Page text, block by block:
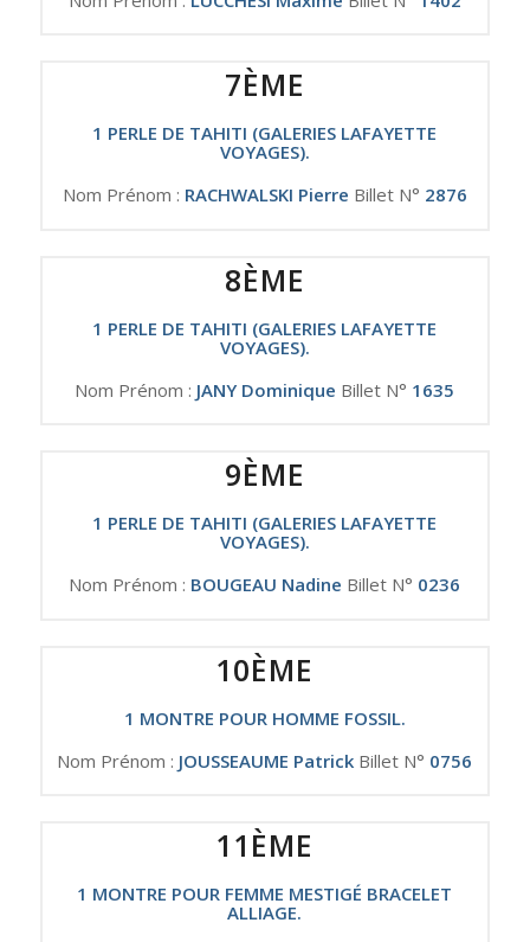
7ÈME
1 PERLE DE TAHITI (GALERIES LAFAYETTE
VOYAGES).
Nom Prénom : RACHWALSKI Pierre Billet N° 2876
8ÈME
1 PERLE DE TAHITI (GALERIES LAFAYETTE
VOYAGES).
Nom Prénom : JANY Dominique Billet N° 1635
9ÈME
1 PERLE DE TAHITI (GALERIES LAFAYETTE
VOYAGES).
Nom Prénom : BOUGEAU Nadine Billet N° 0236
10ÈME
1 MONTRE POUR HOMME FOSSIL.
Nom Prénom : JOUSSEAUME Patrick Billet N° 0756
11ÈME
1 MONTRE POUR FEMME MESTIGÉ BRACELET
ALLIAGE.